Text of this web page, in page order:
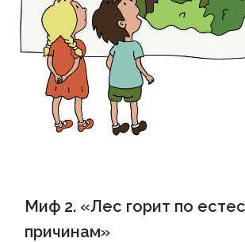
Миф 2. «Лес горит по
причинам»